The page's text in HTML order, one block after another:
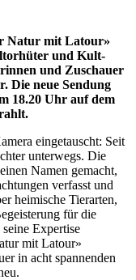
Natur mit Latour»
und Kult-
und Zuschauer
Die neue Sendung
18.20 Uhr auf dem
eingetauscht: Seit
unterwegs. Die
Namen gemacht,
verfasst und
heimische Tierarten,
für die
Expertise
mit Latour»
in acht spannenden